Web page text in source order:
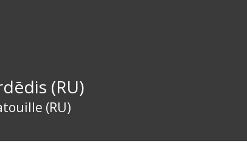
(RU)
(RU)